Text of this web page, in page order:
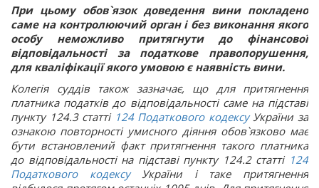
При цьому обов`язок доведення вини покладено
саме на контролюючий орган і без виконання якого
особу неможливо притягнути до фінансової
відповідальності за податкове правопорушення,
для кваліфікації якого умовою є наявність вини.
Колегія суддів також зазначає, що для притягнення
платника податків до відповідальності саме на підставі
пункту 124.3 статті124 Податкового кодексуУкраїни за
ознакою повторності умисного діяння обов`язково має
бути встановлений факт притягнення такого платника
до відповідальності на підставі пункту 124.2 статті124
Податкового кодексуУкраїни і таке притягнення